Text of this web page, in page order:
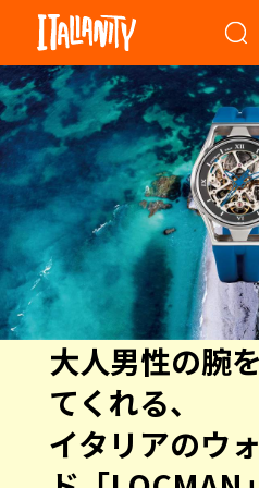
大人男性の腕
てくれる、
イタリアのウ